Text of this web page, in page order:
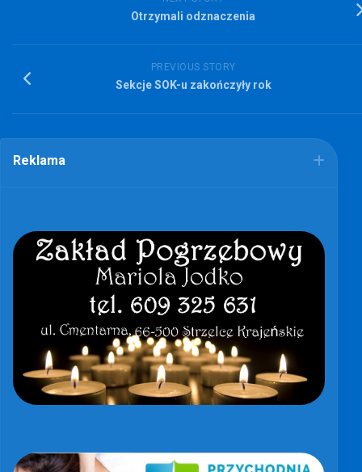
Otrzymali odznaczenia
PREVIOUS STORY
Sekcje SOK-u zakończyły rok
Reklama